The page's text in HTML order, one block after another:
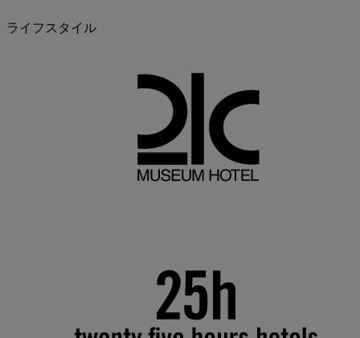
ライフスタイル